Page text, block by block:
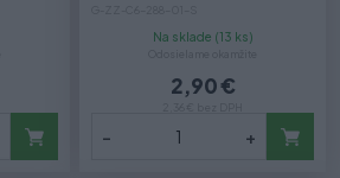
Na sklade (13 ks)
2,90 €
- +